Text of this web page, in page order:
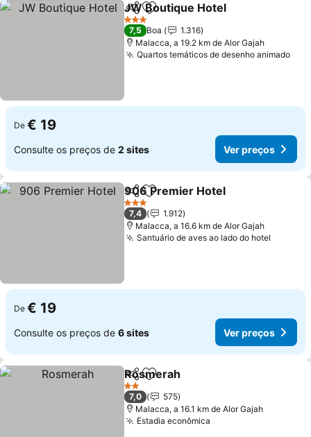
PartilharAdicionar aos favoritos
JW Boutique Hotel
3 Estrelas
7,5 Boa
1.316
Malacca, a 19.2 km de Alor Gajah
Quartos temáticos de desenho animadoVer
De € 19
Consulte os preços de 2 sites Ver preços
PartilharAdicionar aos favoritos
906 Premier Hotel
3 Estrelas
7,4
1.912
Malacca, a 16.6 km de Alor Gajah
Santuário de aves ao lado do hotel
De € 19
Consulte os preços de 6 sites Ver preços
PartilharAdicionar aos favoritos
Rosmerah
2 Estrelas
7,0
575
Malacca, a 16.1 km de Alor Gajah
Estadia econômica